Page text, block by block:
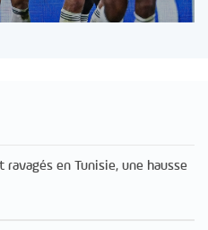
en Tunisie, une hausse